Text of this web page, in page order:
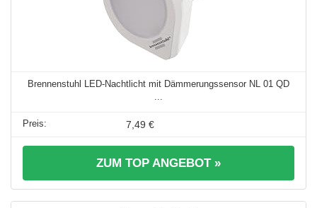
Brennenstuhl LED-Nachtlicht mit Dämmerungssensor NL 01 QD
7,49 €
ZUM TOP ANGEBOT »